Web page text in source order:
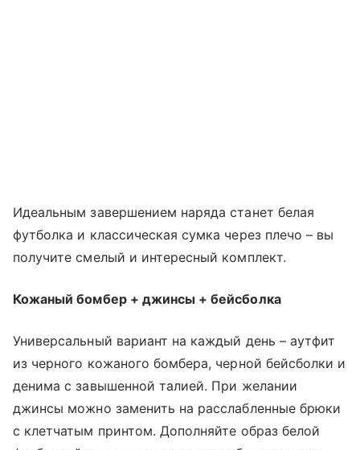
Идеальным завершением наряда станет белая
футболка и классическая сумка через плечо – вы
получите смелый и интересный комплект.
Кожаный бомбер + джинсы + бейсболка
Универсальный вариант на каждый день – аутфит
из черного кожаного бомбера, черной бейсболки и
денима с завышенной талией. При желании
джинсы можно заменить на расслабленные брюки
с клетчатым принтом. Дополняйте образ белой